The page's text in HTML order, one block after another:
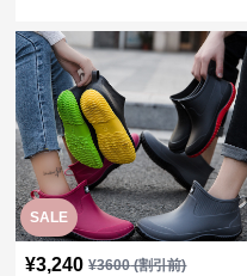
SALE
¥3,240 ¥3600(割引前)